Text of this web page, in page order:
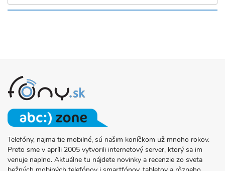
O
PROJEKTE
FONY.SK
Telefóny, najmä tie mobilné, sú našim koníčkom už mnoho rokov.
Preto sme v apríli 2005 vytvorili internetový server, ktorý sa im
venuje naplno. Aktuálne tu nájdete novinky a recenzie zo sveta